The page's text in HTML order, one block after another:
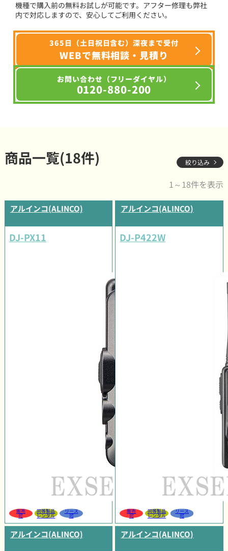
機種で購入前の無料お試しが可能です。アフター修理も弊社
内で対応しますので、安心してご利用ください。
365日（土日祝日含む）深夜まで受付
WEBで無料相談・見積り
お問い合わせ（フリーダイヤル）
0120-880-200
商品一覧(18件) 絞り込み
1～18件を表示
アルインコ(ALINCO)
DJ-PX11
販売
可
同等製品
レンタル
リース
可
アルインコ(ALINCO)
DJ-P422W
販売
可
同等製品
レンタル
リース
可
アルインコ(ALINCO) アルインコ(ALINCO)